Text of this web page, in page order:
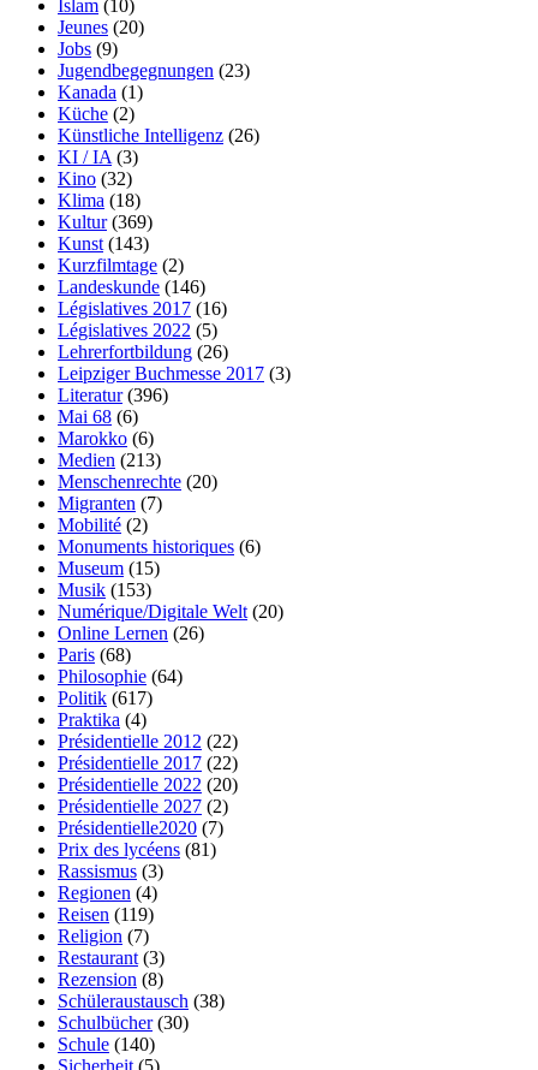
Islam (10)
Jeunes (20)
Jobs (9)
Jugendbegegnungen (23)
Kanada (1)
Küche (2)
Künstliche Intelligenz (26)
KI / IA (3)
Kino (32)
Klima (18)
Kultur(369)
Kunst (143)
Kurzfilmtage (2)
Landeskunde (146)
Législatives 2017 (16)
Législatives 2022 (5)
Lehrerfortbildung (26)
Leipziger Buchmesse 2017 (3)
Literatur(396)
Mai 68 (6)
Marokko (6)
Medien (213)
Menschenrechte (20)
Migranten (7)
Mobilité (2)
Monuments historiques (6)
Museum (15)
Musik (153)
Numérique/Digitale Welt (20)
Online Lernen (26)
Paris (68)
Philosophie (64)
Politik (617)
Praktika (4)
Présidentielle 2012 (22)
Présidentielle 2017 (22)
Présidentielle 2022 (20)
Présidentielle 2027 (2)
Présidentielle2020 (7)
Prix des lycéens (81)
Rassismus (3)
Regionen (4)
Reisen (119)
Religion (7)
Restaurant (3)
Rezension (8)
Schüleraustausch (38)
Schulbücher(30)
Schule (140)